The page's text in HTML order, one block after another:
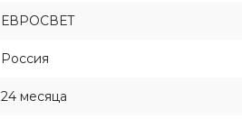
ЕВРОСВЕТ
Россия
24 месяца